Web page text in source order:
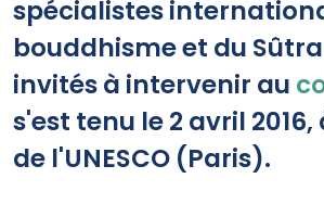
spécialistes
bouddhisme et du
invités à intervenir au
s'est tenu le 2 avril
de l'UNESCO (Paris).